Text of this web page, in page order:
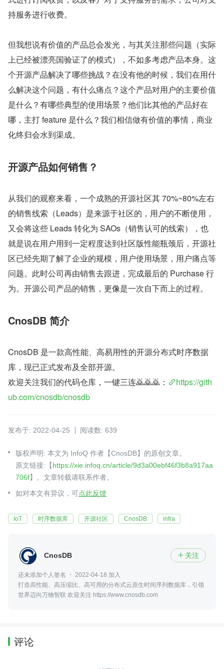
持服务进行收费。
但我想说有价值的产品总会发光，与其关注那些问题（实际
上已经被漂亮国验证了的模式），不如多考虑产品本身。这
个开源产品解决了哪些挑战？在没有他的时候，我们在用什
么解决这个问题，有什么痛点？这个产品对用户的主要价值
是什么？有哪些典型的使用场景？他们比其他的产品好在
哪，主打 feature 是什么？我们相信做有价值的事情，商业
化终归会水到渠成。
开源产品如何销售？
从我们的观察来看，一个成熟的开源社区其 70%~80%左右
的销售线索（Leads）是来源于社区的，用户的不断使用，
又会将这些 Leads 转化为 SAOs（销售认可的线索），也
就是说在用户用到一定程度达到社区版性能瓶颈后，开源社
区已经先期了解了企业的规模，用户使用场景，用户痛点等
问题。此时公司再由销售去跟进，完成最后的 Purchase 行
为。开源公司产品的销售，更像是一次自下而上的过程。
CnosDB 简介
CnosDB 是一款高性能、高易用性的开源分布式时序数据
库，现已正式发布及全部开源。
欢迎关注我们的代码仓库，一键三连🙇🙇🙇：
https://gith
ub.com/cnosdb/cnosdb
发布于: 2022-04-25 阅读数: 639
版权声明: 本文为 InfoQ 作者【CnosDB】的原创文章。
原文链接:【https://xie.infoq.cn/article/9d3a00ebf46f3b8a917aa
706f】。文章转载请联系作者。
如对本文有异议，可点此反馈
IoT 时序数据库 开源社区 CnosDB infra
CnosDB  关注
还未添加个人签名
2022-04-18 加入
打造高性能、高压缩比、高可用的分布式云原生时间序列数据库，引领
世界迈向万物智联 欢迎关注 https://www.cnosdb.com
评论